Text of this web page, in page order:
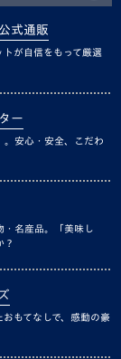
式通販
トが自信をもって厳選
ー
。安心・安全、こだわ
・名産品。「美味し
？
もてなしで、感動の豪